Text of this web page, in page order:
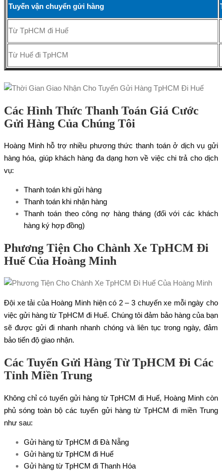
Tuyến vận chuyển gửi hàng
Từ TpHCM đi Huế
Từ Huế đi TpHCM
Các Hình Thức Thanh Toán Giá Cước
Gửi Hàng Của Chúng Tôi
Hoàng Minh hỗ trợ nhiều phương thức thanh toán ở dịch vụ gửi
hàng hóa, giúp khách hàng đa dạng hơn về việc chi trả cho dịch
vụ:
Thanh toán khi gửi hàng
Thanh toán khi nhận hàng
Thanh toán theo công nợ hàng tháng (đối với các khách
hàng ký hợp đồng)
Phương Tiện Cho Chành Xe TpHCM Đi
Huế Của Hoàng Minh
Đội xe tải của Hoàng Minh hiện có 2 – 3 chuyến xe mỗi ngày cho
việc gửi hàng từ TpHCM đi Huế. Chúng tôi đảm bảo hàng của bạn
sẽ được gửi đi nhanh nhanh chóng và liên tục trong ngày, đảm
bảo tiến độ giao nhận.
Các Tuyến Gửi Hàng Từ TpHCM Đi Các
Tỉnh Miền Trung
Không chỉ có tuyến gửi hàng từ TpHCM đi Huế, Hoàng Minh còn
phủ sóng toàn bộ các tuyến gửi hàng từ TpHCM đi miền Trung
như sau:
Gửi hàng từ TpHCM đi Đà Nẵng
Gửi hàng từ TpHCM đi Huế
Gửi hàng từ TpHCM đi Thanh Hóa